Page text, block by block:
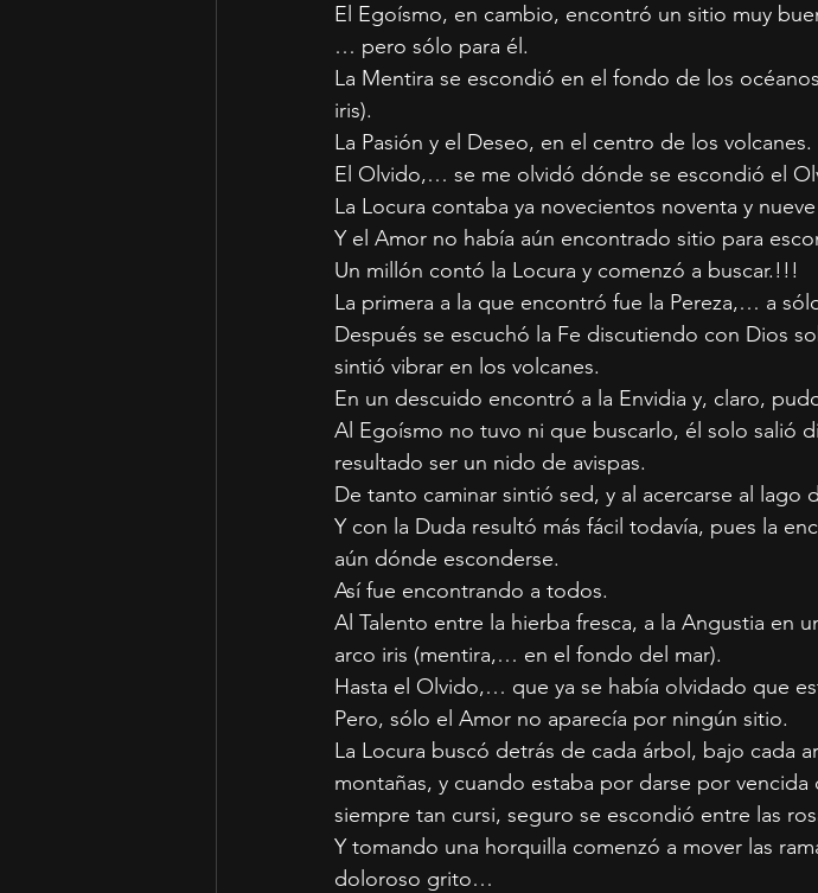
El Egoísmo, en cambio, encontró un sitio muy
… pero sólo para él.
La Mentira se escondió en el fondo de los
iris).
La Pasión y el Deseo, en el centro de los volcanes.
El Olvido,… se me olvidó dónde se escondió el
La Locura contaba ya novecientos noventa y
Y el Amor no había aún encontrado sitio para
Un millón contó la Locura y comenzó a buscar.!!!
La primera a la que encontró fue la Pereza,… a
Después se escuchó la Fe discutiendo con Dios
sintió vibrar en los volcanes.
En un descuido encontró a la Envidia y, claro,
Al Egoísmo no tuvo ni que buscarlo, él solo salió
resultado ser un nido de avispas.
De tanto caminar sintió sed, y al acercarse al lago
Y con la Duda resultó más fácil todavía, pues la
aún dónde esconderse.
Así fue encontrando a todos.
Al Talento entre la hierba fresca, a la Angustia en
arco iris (mentira,… en el fondo del mar).
Hasta el Olvido,… que ya se había olvidado que
Pero, sólo el Amor no aparecía por ningún sitio.
La Locura buscó detrás de cada árbol, bajo cada
montañas, y cuando estaba por darse por vencida
siempre tan cursi, seguro se escondió entre las
Y tomando una horquilla comenzó a mover las
doloroso grito…